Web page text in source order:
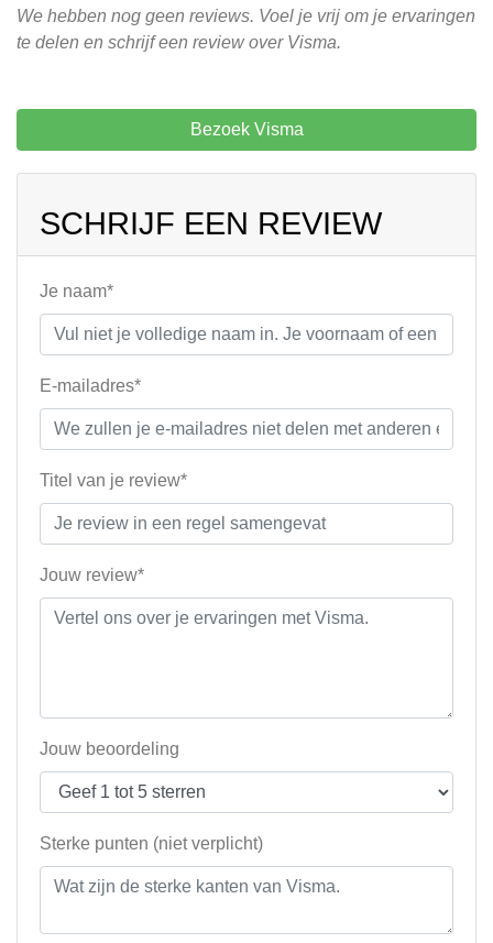
We hebben nog geen reviews. Voel je vrij om je ervaringen
te delen en schrijf een review over Visma.
Bezoek Visma
SCHRIJF EEN REVIEW
Je naam*
E-mailadres*
Titel van je review*
Jouw review*
Jouw beoordeling
Sterke punten (niet verplicht)